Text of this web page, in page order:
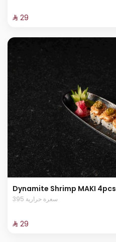
⁨⁦‪‬ 29⁩
Dynamite Shrimp MAKI 4pcs
395 سعرة حرارية
⁨⁦‪‬ 29⁩